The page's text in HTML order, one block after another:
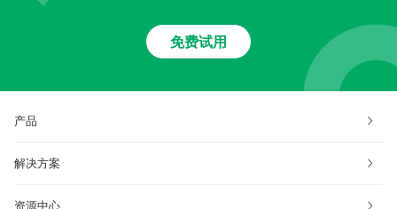
免费试用
产品
解决方案
资源中心